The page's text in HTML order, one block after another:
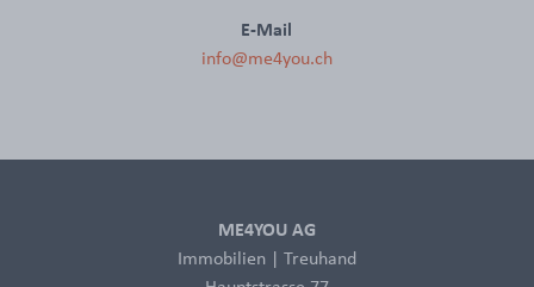
E-Mail
info@me4you.ch
ME4YOU AG
Immobilien | Treuhand